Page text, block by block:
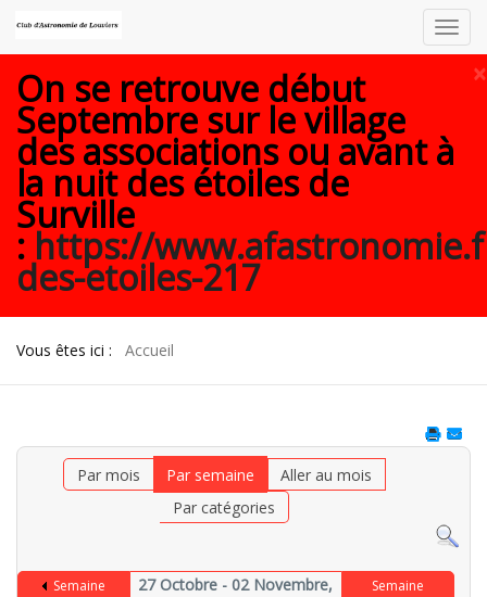
×
On se retrouve début
Septembre sur le village
des associations ou avant à
la nuit des étoiles de
Surville
: https://
des-etoiles-217
Vous êtes ici : Accueil
Par mois Par semaine
Aller au mois
Par catégories
Semaine
27 Octobre - 02 Novembre,
Semaine